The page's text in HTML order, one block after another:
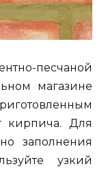
песчаной
магазине
кирпича. Для
заполнения
узкий